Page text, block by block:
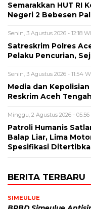
Semarakkan HUT RI
Negeri 2 Bebesen
Senin, 3 Agustus 2026 - 12:18
Satreskrim Polres
Pelaku Pencurian,
Senin, 3 Agustus 2026 - 11:54
Media dan
Reskrim Aceh
Minggu, 2 Agustus 2026 -
Patroli Humanis
Balap Liar, Lima
Spesifikasi
BERITA TERBARU
SIMEULUE